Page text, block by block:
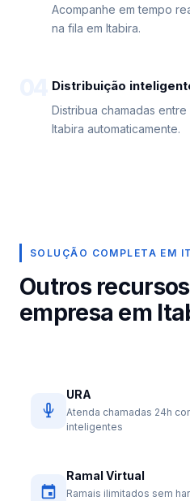
Acompanhe em tempo
na fila em Itabira.
Distribuição
Distribua chamadas
Itabira automaticamente.
SOLUÇÃO COMPLETA EM
Outros
empresa em
URA
Atenda chamadas 24h
inteligentes
Ramal Virtual
Ramais ilimitados sem